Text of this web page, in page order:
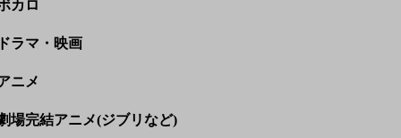
カロ
ラマ・映画
ニメ
場完結アニメ(ジブリなど)